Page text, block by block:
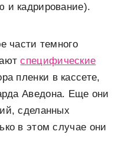
и кадрирование).
части темного
специфические
пленки в кассете,
Аведона. Еще они
сделанных
в этом случае они